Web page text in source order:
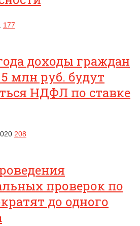
177
доходы граждан
млн руб. будут
НДФЛ по ставке
208
проверок по
до одного